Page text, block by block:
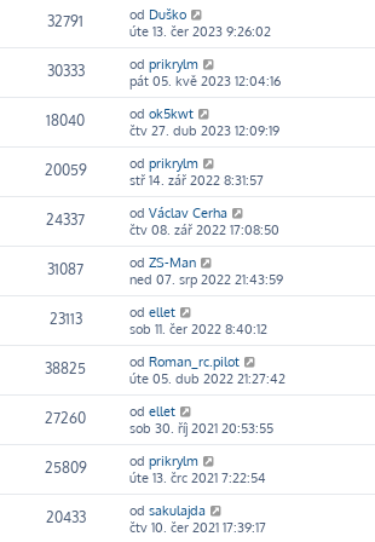
32791 od Duško
úte 13. čer 2023 9:26:02
30333 od prikrylm
pát 05. kvě 2023 12:04:16
18040 od ok5kwt
čtv 27. dub 2023 12:09:19
20059 od prikrylm
stř 14. zář 2022 8:31:57
24337 od Václav Cerha
čtv 08. zář 2022 17:08:50
31087 od ZS-Man
ned 07. srp 2022 21:43:59
23113 od ellet
sob 11. čer 2022 8:40:12
38825 od Roman_rc.pilot
úte 05. dub 2022 21:27:42
27260 od ellet
sob 30. říj 2021 20:53:55
25809 od prikrylm
úte 13. črc 2021 7:22:54
20433 od sakulajda
čtv 10. čer 2021 17:39:17